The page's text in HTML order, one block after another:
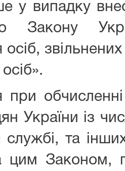
у випадку
Закону
при
України із
службі, та
цим Законом,